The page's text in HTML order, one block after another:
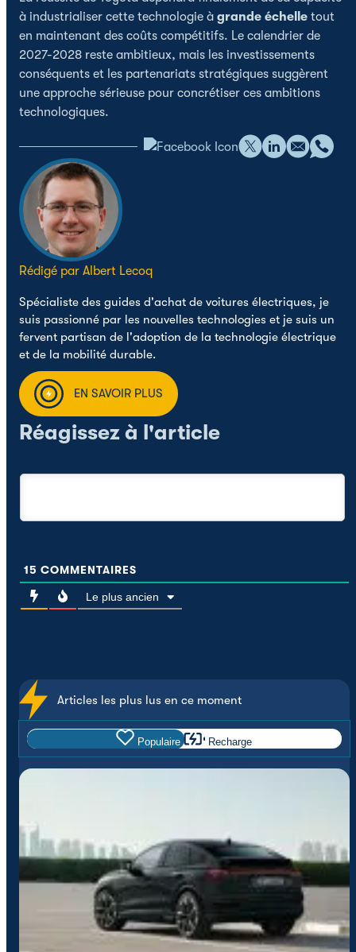
à industrialiser cette technologie à grande échelle tout
en maintenant des coûts compétitifs. Le calendrier de
2027-2028 reste ambitieux, mais les investissements
conséquents et les partenariats stratégiques suggèrent
une approche sérieuse pour concrétiser ces ambitions
technologiques.
Rédigé par Albert Lecoq
Spécialiste des guides d'achat de voitures électriques, je
suis passionné par les nouvelles technologies et je suis un
fervent partisan de l'adoption de la technologie électrique
et de la mobilité durable.
EN SAVOIR PLUS
Réagissez à l'article
15 COMMENTAIRES
Le plus ancien
Articles les plus lus en ce moment
Populaire Recharge